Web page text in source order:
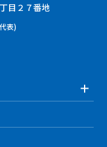
目２７番地
表)